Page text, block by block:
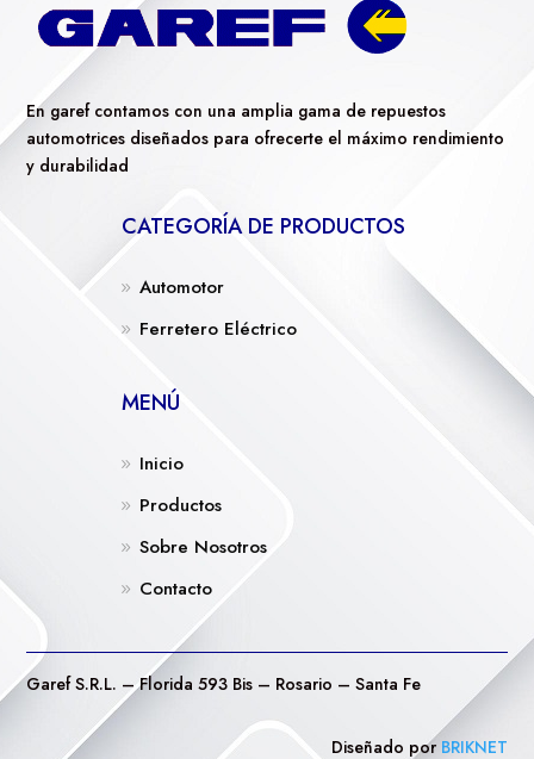
En garef contamos con una amplia gama de repuestos
automotrices diseñados para ofrecerte el máximo rendimiento
y durabilidad
CATEGORÍA DE PRODUCTOS
Automotor
Ferretero Eléctrico
MENÚ
Inicio
Productos
Sobre Nosotros
Contacto
Garef S.R.L. – Florida 593 Bis – Rosario – Santa Fe
Diseñado por BRIKNET